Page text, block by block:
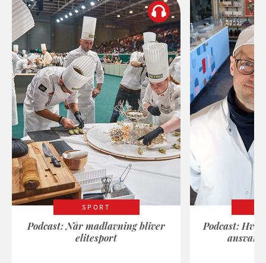
SPORT
Podcast: Når madlavning bliver
elitesport
Podcast: